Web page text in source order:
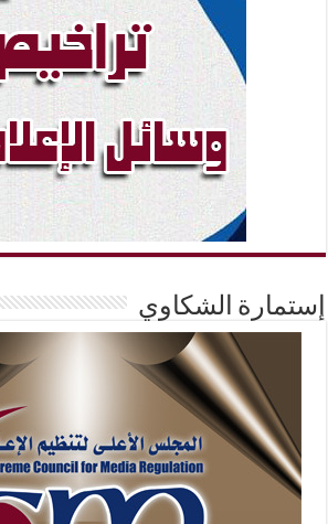
إستمارة الشكاوي